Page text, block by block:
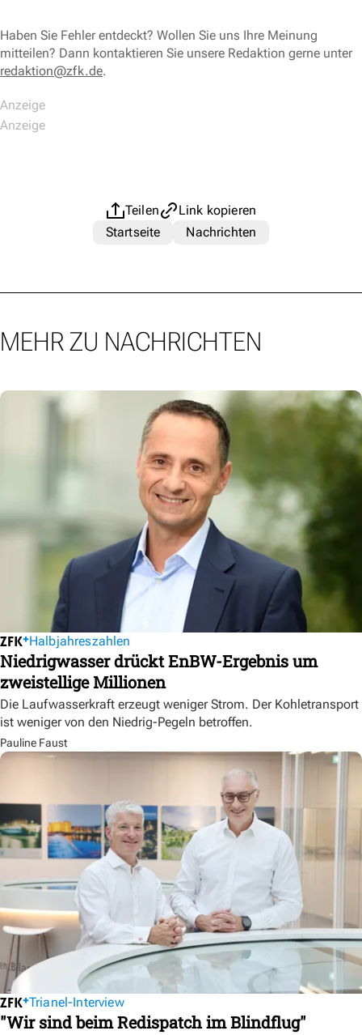
Haben Sie Fehler entdeckt? Wollen Sie uns Ihre Meinung
mitteilen? Dann kontaktieren Sie unsere Redaktion gerne unter
redaktion@zfk.de.
Teilen
Link kopieren
Startseite
Nachrichten
MEHR ZU NACHRICHTEN
Halbjahreszahlen
Niedrigwasser drückt EnBW-Ergebnis um
zweistellige Millionen
Die Laufwasserkraft erzeugt weniger Strom. Der Kohletransport
ist weniger von den Niedrig-Pegeln betroffen.
Pauline Faust
Trianel-Interview
"Wir sind beim Redispatch im Blindflug"